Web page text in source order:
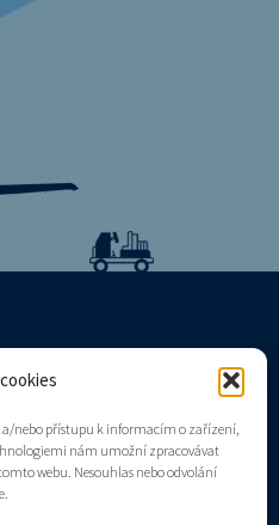
nebo přístupu k informacím o zařízení,
nám umožní zpracovávat
webu. Nesouhlas nebo odvolání